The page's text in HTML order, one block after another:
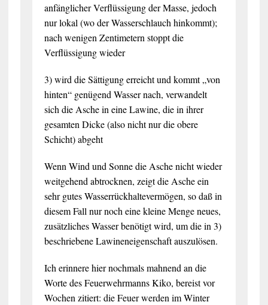
anfänglicher Verflüssigung der Masse, jedoch
nur lokal (wo der Wasserschlauch hinkommt);
nach wenigen Zentimetern stoppt die
Verflüssigung wieder
3) wird die Sättigung erreicht und kommt „von
hinten“ genügend Wasser nach, verwandelt
sich die Asche in eine Lawine, die in ihrer
gesamten Dicke (also nicht nur die obere
Schicht) abgeht
Wenn Wind und Sonne die Asche nicht wieder
weitgehend abtrocknen, zeigt die Asche ein
sehr gutes Wasserrückhaltevermögen, so daß in
diesem Fall nur noch eine kleine Menge neues,
zusätzliches Wasser benötigt wird, um die in 3)
beschriebene Lawineneigenschaft auszulösen.
Ich erinnere hier nochmals mahnend an die
Worte des Feuerwehrmanns Kiko, bereist vor
Wochen zitiert: die Feuer werden im Winter